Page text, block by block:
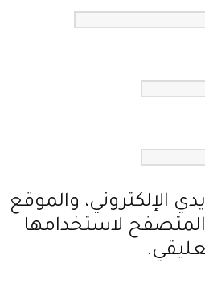
الإلكتروني، والموقع
المتصفح لاستخدامها